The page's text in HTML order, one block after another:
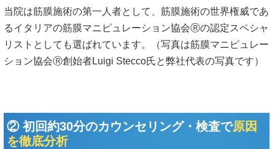
当院は筋膜施術の第一人者として、筋膜施術の世界権威であ
るイタリアの筋膜マニピュレーション協会Ⓡの認定スペシャ
リストとしても選ばれています。（写真は筋膜マニピュレー
ション協会Ⓡ創始者Luigi Stecco氏と弊社代表の写真です）
② 初回約30分のカウンセリング・検査で原因
を徹底分析